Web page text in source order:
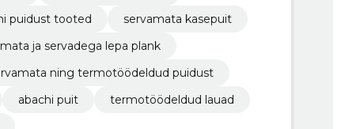
puidust tooted
servamata kasepuit
ja servadega lepa plank
ning termotöödeldud puidust
abachi puit
termotöödeldud lauad